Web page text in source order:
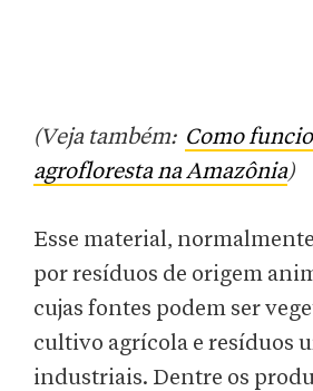
(Veja também: Como
agrofloresta na Amazônia)
Esse material,
por resíduos de origem
cujas fontes podem ser
cultivo agrícola e resíduos
industriais. Dentre os